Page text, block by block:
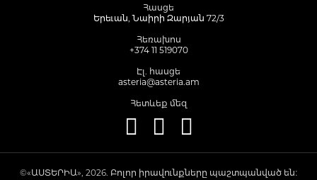
Հասցե
Երեւան, Նաիրի Զարյան 72/3
Հեռախոս
+374 11 519070
Էլ. հասցե
asteria@asteria.am
Հետևեք մեզ
©«ԱՍՏԵՐԻԱ», 2026. Բոլոր իրավունքները պաշտպանված են։